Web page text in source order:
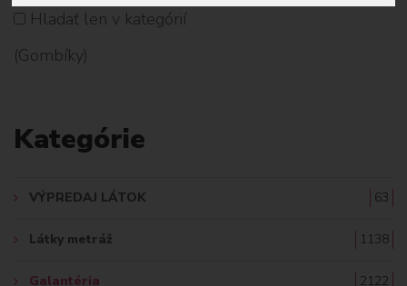
D
Hladať len v kategórií
(Gombíky)
Kategórie
VÝPREDAJ LÁTOK 63
Látky metráž 1138
Galantéria 2122